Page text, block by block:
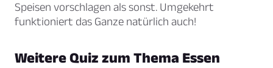
Speisen vorschlagen als sonst. Umgekehrt
funktioniert das Ganze natürlich auch!
Weitere Quiz zum Thema Essen